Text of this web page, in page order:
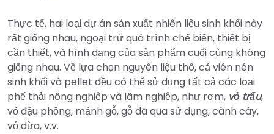
Thực tế, hai loại dự án sản xuất nhiên liệu sinh khối này
rất giống nhau, ngoại trừ quá trình chế biến, thiết bị
cần thiết, và hình dạng của sản phẩm cuối cùng không
giống nhau. Về lựa chọn nguyên liệu thô, cả viên nén
sinh khối và pellet đều có thể sử dụng tất cả các loại
phế thải nông nghiệp và lâm nghiệp, như rơm, vỏ trấu,
vỏ đậu phộng, mảnh gỗ, gỗ đã qua sử dụng, cành cây,
vỏ dừa, v.v.